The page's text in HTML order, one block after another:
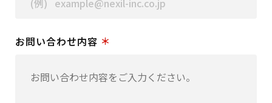
お問い合わせ内容